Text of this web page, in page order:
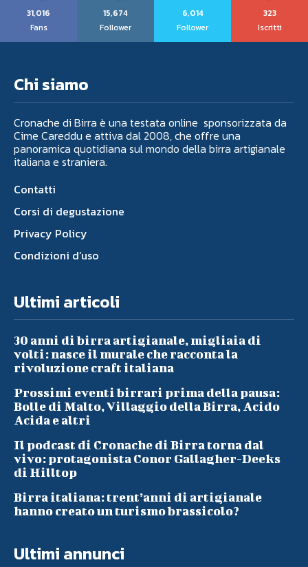
31,016
Fans
15,674
Follower
6,014
Follower
323
Iscritti
Chi siamo
Cronache di Birra è una testata online sponsorizzata da
Cime Careddu e attiva dal 2008, che offre una
panoramica quotidiana sul mondo della birra artigianale
italiana e straniera.
Contatti
Corsi di degustazione
Privacy Policy
Condizioni d’uso
Ultimi articoli
30 anni di birra artigianale, migliaia di
volti: nasce il murale che racconta la
rivoluzione craft italiana
Prossimi eventi birrari prima della pausa:
Bolle di Malto, Villaggio della Birra, Acido
Acida e altri
Il podcast di Cronache di Birra torna dal
vivo: protagonista Conor Gallagher-Deeks
di Hilltop
Birra italiana: trent’anni di artigianale
hanno creato un turismo brassicolo?
Ultimi annunci